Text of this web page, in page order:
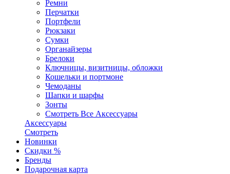
Ремни
Перчатки
Портфели
Рюкзаки
Сумки
Органайзеры
Брелоки
Ключницы, визитницы, обложки
Кошельки и портмоне
Чемоданы
Шапки и шарфы
Зонты
Смотреть Все Аксесcуары
Аксесcуары
Смотреть
Новинки
Скидки %
Бренды
Подарочная карта